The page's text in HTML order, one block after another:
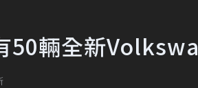
50輛全新